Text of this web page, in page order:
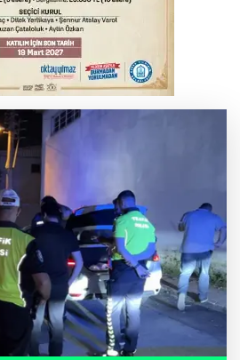
bugün hava nasıl olacak?
iş arayanlara destek